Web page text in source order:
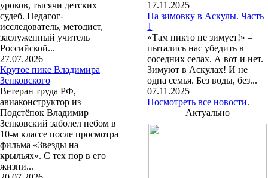
уроков, тысячи детских
судеб. Педагог-
исследователь, методист,
заслуженный учитель
Российской...
27.07.2026
Крутое пике Владимира
Зенковского
Ветеран труда РФ,
авиаконструктор из
Подстёпок Владимир
Зенковский заболел небом в
10-м классе после просмотра
фильма «Звезды на
крыльях». С тех пор в его
жизни...
17.11.2025
На зимовку в Аскулы. Часть
1
«Там никто не зимует!» –
пытались нас убедить в
соседних селах. А вот и нет.
Зимуют в Аскулах! И не
одна семья. Без воды, без...
07.11.2025
Посмотреть все новости.
Актуально